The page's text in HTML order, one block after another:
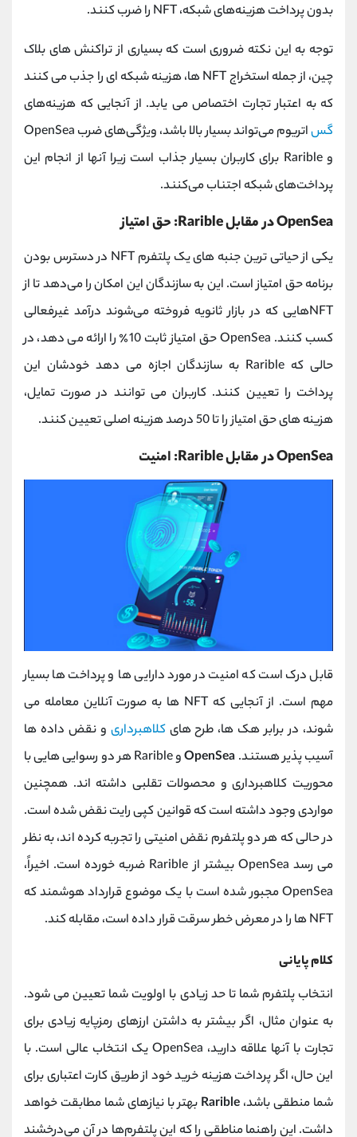
بدون پرداخت هزینه‌های شبکه، NFT را ضرب کنند.
توجه به این نکته ضروری است که بسیاری از تراکنش های بلاک
چین، از جمله استخراج NFT ها، هزینه شبکه ای را جذب می کنند
که به اعتبار تجارت اختصاص می یابد. از آنجایی که هزینه‌های
گس
اتریوم می‌تواند بسیار بالا باشد، ویژگی‌های ضرب OpenSea
و Rarible برای کاربران بسیار جذاب است زیرا آنها از انجام این
پرداخت‌های شبکه اجتناب می‌کنند.
OpenSea در مقابل Rarible: حق امتیاز
یکی از حیاتی ترین جنبه های یک پلتفرم NFT در دسترس بودن
برنامه حق امتیاز است. این به سازندگان این امکان را می‌دهد تا از
NFTهایی که در بازار ثانویه فروخته می‌شوند درآمد غیرفعالی
کسب کنند. OpenSea حق امتیاز ثابت 10٪ را ارائه می دهد، در
حالی که Rarible به سازندگان اجازه می دهد خودشان این
پرداخت را تعیین کنند. کاربران می توانند در صورت تمایل،
هزینه های حق امتیاز را تا 50 درصد هزینه اصلی تعیین کنند.
OpenSea در مقابل Rarible: امنیت
قابل درک است که امنیت در مورد دارایی ها و پرداخت ها بسیار
مهم است. از آنجایی که NFT ها به صورت آنلاین معامله می
شوند، در برابر هک ها، طرح هایکلاهبرداری و نقض داده ها
آسیب پذیر هستند. OpenSea
و Rarible هر دو رسوایی هایی با
محوریت کلاهبرداری و محصولات تقلبی داشته اند. همچنین
مواردی وجود داشته است که قوانین کپی رایت نقض شده است.
در حالی که هر دو پلتفرم نقض امنیتی را تجربه کرده اند، به نظر
می رسد OpenSea بیشتر از Rarible ضربه خورده است. اخیراً،
OpenSea مجبور شده است با یک موضوع قرارداد هوشمند که
NFT ها را در معرض خطر سرقت قرار داده است، مقابله کند.
کلام پایانی
انتخاب پلتفرم شما تا حد زیادی با اولویت شما تعیین می شود.
به عنوان مثال، اگر بیشتر به داشتن ارزهای رمزپایه زیادی برای
تجارت با آنها علاقه دارید، OpenSea یک انتخاب عالی است. با
این حال، اگر پرداخت هزینه خرید خود از طریق کارت اعتباری برای
شما منطقی باشد، Rarible بهتر با نیازهای شما مطابقت خواهد
داشت. این راهنما مناطقی را که این پلتفرم‌ها در آن می‌درخشند